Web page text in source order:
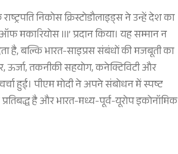
निकोस क्रिस्टोडौलाइड्स ने उन्हें देश का
मकारियोस III’ प्रदान किया। यह सम्मान न
है, बल्कि भारत-साइप्रस संबंधों की मजबूती का
ऊर्जा, तकनीकी सहयोग, कनेक्टिविटी और
हुई। पीएम मोदी ने अपने संबोधन में स्पष्ट
है और भारत-मध्य-पूर्व-यूरोप इकोनॉमिक